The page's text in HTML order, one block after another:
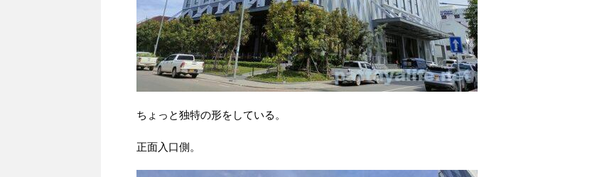
ちょっと独特の形をしている。
正面入口側。